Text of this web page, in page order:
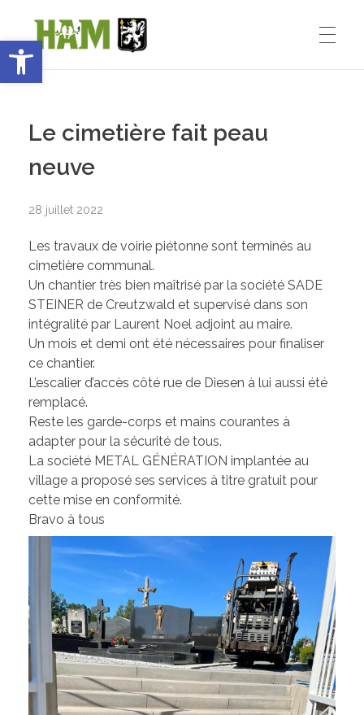
Ouvrir la barre d’outils
Ham-sous-Varsberg
Inventons le HAM de demain
Le Maire : Edmond Bettinger
Le conseil Municipal
Les élus de la CCW
Les délibérations du Conseil Municipal
Les Entreprises de Ham
Les Associations de Ham
Permanences
Bulletins Municipaux
Cartes et Plans
Assainissement
Code de bonne conduite
Règlement du Cimetière
DICRIM
SPORT ET ENSEIGNEMENT
Inscriptions scolaires
Assistant(e)s maternel(le)s
ACTUALITÉS
Le cimetière fait peau
neuve
28 juillet 2022
Les travaux de voirie piétonne sont terminés au
cimetière communal.
Un chantier très bien maîtrisé par la société SADE
STEINER de Creutzwald et supervisé dans son
intégralité par Laurent Noel adjoint au maire.
Un mois et demi ont été nécessaires pour finaliser
ce chantier.
L’escalier d’accès côté rue de Diesen à lui aussi été
remplacé.
Reste les garde-corps et mains courantes à
adapter pour la sécurité de tous.
La société METAL GÉNÉRATION implantée au
village a proposé ses services à titre gratuit pour
cette mise en conformité.
Bravo à tous